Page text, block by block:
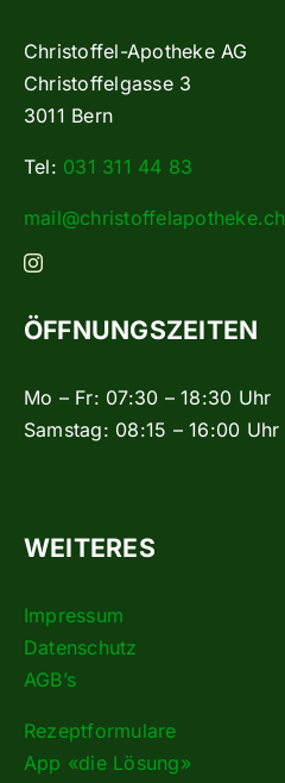
Christoffel-Apotheke AG
Christoffelgasse 3
3011 Bern
Tel: 031 311 44 83
mail@christoffelapotheke.ch
ÖFFNUNGSZEITEN
Mo – Fr: 07:30 – 18:30 Uhr
Samstag: 08:15 – 16:00 Uhr
WEITERES
Impressum
Datenschutz
AGB’s
Rezeptformulare
App «die Lösung»